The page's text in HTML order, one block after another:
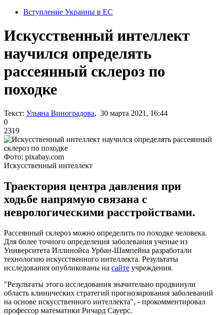
Вступление Украины в ЕС
Искусственный интеллект
научился определять
рассеянный склероз по
походке
Текст: Ульяна Виноградова, 30 марта 2021, 16:44
0
2319
Фото: pixabay.com
Искусственный интеллект
Траектория центра давления при
ходьбе напрямую связана с
неврологическими расстройствами.
Рассеянный склероз можно определить по походке человека.
Для более точного определения заболевания ученые из
Университета Иллинойса Урбан-Шампейна разработали
технологию искусственного интеллекта. Результаты
исследования опубликованы на сайте учреждения.
"Результаты этого исследования значительно продвинули
область клинических стратегий прогнозирования заболеваний
на основе искусственного интеллекта", - прокомментировал
профессор математики Ричард Сауерс.